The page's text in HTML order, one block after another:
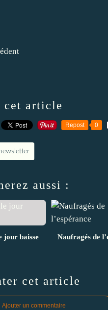
cet article
Repost 0
aussi :
jour baisse Naufragés de
cet article
Ajouter un commentaire